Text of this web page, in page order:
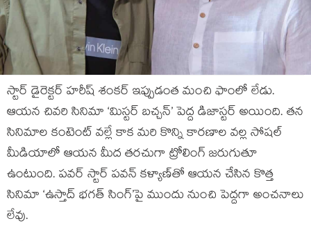
స్టార్ డైరెక్టర్ హరీష్ శంకర్ ఇప్పుడంత మంచి ఫాంలో లేడు.
ఆయన చివరి సినిమా ‘మిస్టర్ బచ్చన్’ పెద్ద డిజాస్టర్ అయింది. తన
సినిమాల కంటెంట్ వల్లే కాక మరి కొన్ని కారణాల వల్ల సోషల్
మీడియాలో ఆయన మీద తరచుగా ట్రోలింగ్ జరుగుతూ
ఉంటుంది. పవర్ స్టార్ పవన్ కళ్యాణ్‌తో ఆయన చేసిన కొత్త
సినిమా ‘ఉస్తాద్ భగత్ సింగ్’పై ముందు నుంచి పెద్దగా అంచనాలు
లేవు.